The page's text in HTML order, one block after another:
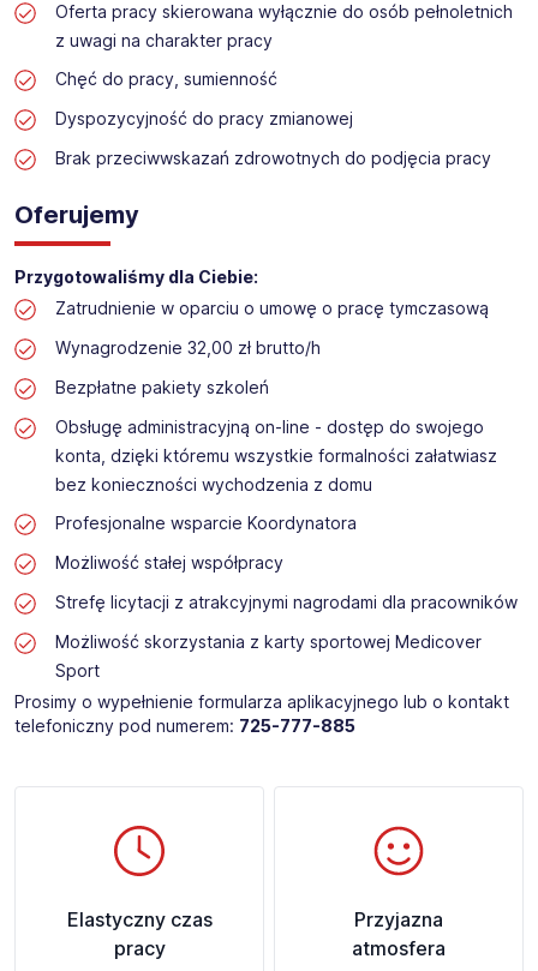
Oferta pracy skierowana wyłącznie do osób pełnoletnich
z uwagi na charakter pracy
Chęć do pracy, sumienność
Dyspozycyjność do pracy zmianowej
Brak przeciwwskazań zdrowotnych do podjęcia pracy
Oferujemy
Przygotowaliśmy dla Ciebie:
Zatrudnienie w oparciu o umowę o pracę tymczasową
Wynagrodzenie 32,00 zł brutto/h
Bezpłatne pakiety szkoleń
Obsługę administracyjną on-line - dostęp do swojego
konta, dzięki któremu wszystkie formalności załatwiasz
bez konieczności wychodzenia z domu
Profesjonalne wsparcie Koordynatora
Możliwość stałej współpracy
Strefę licytacji z atrakcyjnymi nagrodami dla pracowników
Możliwość skorzystania z karty sportowej Medicover
Sport
Prosimy o wypełnienie formularza aplikacyjnego lub o kontakt
telefoniczny pod numerem: 725-777-885
Elastyczny czas
pracy
Przyjazna
atmosfera